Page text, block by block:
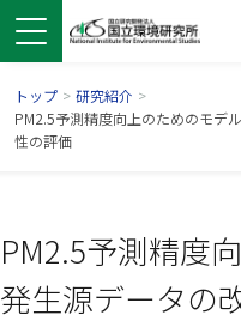
トップ > 研究紹介 >
PM2.5予測精度向上のためのモデ
性の評価
PM2.5予測精度
発生源データの